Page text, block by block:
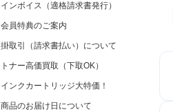
インボイス（適格請求書発行）
会員特典のご案内
掛取引（請求書払い）について
トナー高価買取（下取OK）
インクカートリッジ大特価！
商品のお届け日について